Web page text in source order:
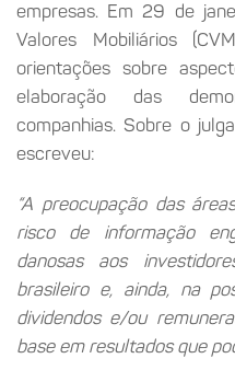
empresas. Em 29 de
Valores Mobiliários
orientações sobre
elaboração das
companhias. Sobre o
escreveu:
“A preocupação das
risco de informação
danosas aos
brasileiro e, ainda, na
dividendos e/ou
base em resultados que